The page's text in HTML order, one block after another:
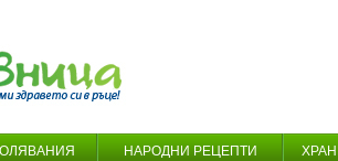
НАРОДНИ РЕЦЕПТИ